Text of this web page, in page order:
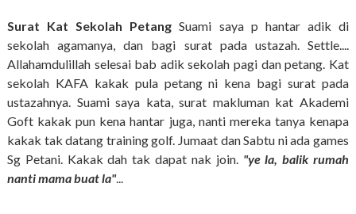
Surat Kat Sekolah Petang Suami saya p hantar adik di
sekolah agamanya, dan bagi surat pada ustazah. Settle....
Allahamdulillah selesai bab adik sekolah pagi dan petang. Kat
sekolah KAFA kakak pula petang ni kena bagi surat pada
ustazahnya. Suami saya kata, surat makluman kat Akademi
Goft kakak pun kena hantar juga, nanti mereka tanya kenapa
kakak tak datang training golf. Jumaat dan Sabtu ni ada games
Sg Petani. Kakak dah tak dapat nak join. "ye la, balik rumah
nanti mama buat la"...